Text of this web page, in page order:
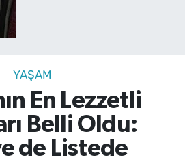
YAŞAM
En Lezzetli
Belli Oldu:
de Listede